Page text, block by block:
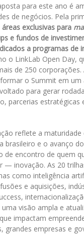
para este ano é
de negócios. Pela
áreas exclusivas para
e fundos de
a programas de
o LinkLab Open Day,
de 250 corporações.
o Summit em um
para gerar
parcerias estratégicas
reflete a maturidade
brasileiro e o avanço
de encontro de quem
— inovação. As 20
como inteligência
e aquisições,
visão ampla e
impactam
grandes empresas e